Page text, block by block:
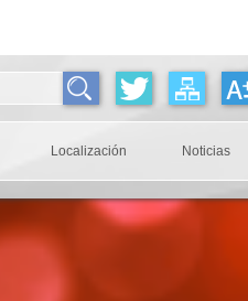
Localización Noticias